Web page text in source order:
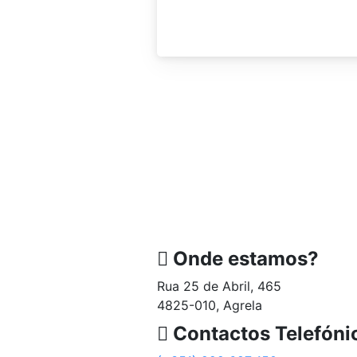
Onde estamos?
Rua 25 de Abril, 465
4825-010, Agrela
Contactos